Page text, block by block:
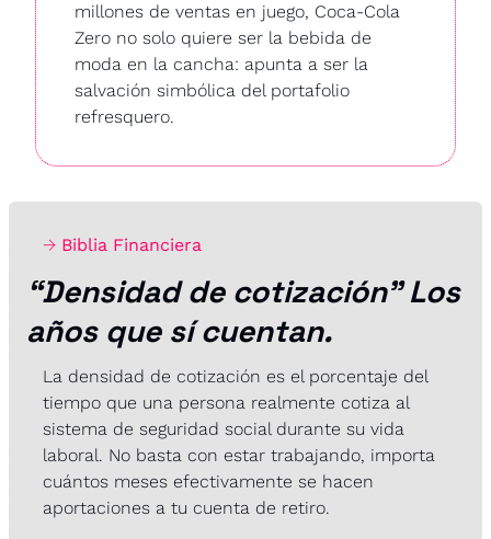
millones de ventas en juego, Coca-Cola
Zero no solo quiere ser la bebida de
moda en la cancha: apunta a ser la
salvación simbólica del portafolio
refresquero.
→ Biblia Financiera
“Densidad de cotización” Los
años que sí cuentan.
La densidad de cotización es el porcentaje del
tiempo que una persona realmente cotiza al
sistema de seguridad social durante su vida
laboral. No basta con estar trabajando, importa
cuántos meses efectivamente se hacen
aportaciones a tu cuenta de retiro.